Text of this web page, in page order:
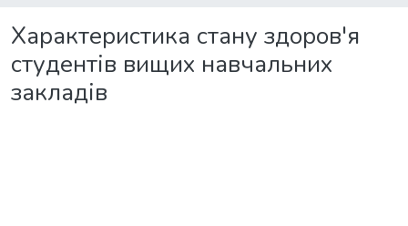
Характеристика стану здоров'я
студентів вищих навчальних
закладів